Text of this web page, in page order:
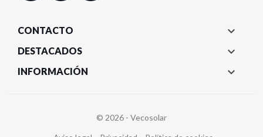
CONTACTO 
DESTACADOS 
INFORMACIÓN 
© 2026 - Vecosolar